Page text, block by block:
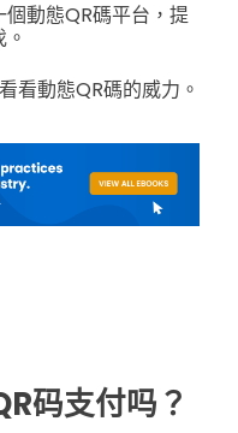
動態QR碼平台，提
看動態QR碼的威力。
码支付吗？